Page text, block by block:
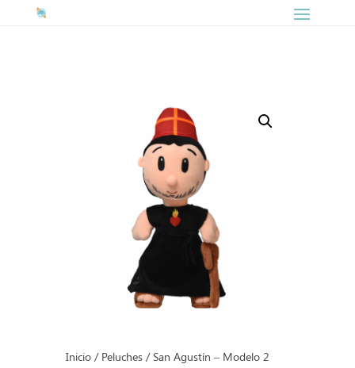
Inicio/ Peluches/ San Agustín – Modelo 2